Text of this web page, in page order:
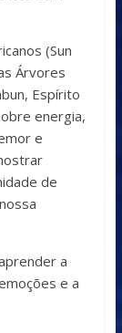
(Sun
Árvores
Espírito
energia,
e
de
a
e a